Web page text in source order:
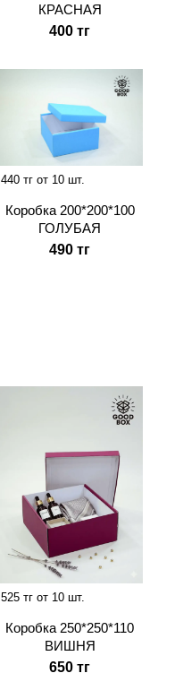
КРАСНАЯ
400 тг
440 тг от 10 шт.
Коробка 200*200*100
ГОЛУБАЯ
490 тг
525 тг от 10 шт.
Коробка 250*250*110
ВИШНЯ
650 тг